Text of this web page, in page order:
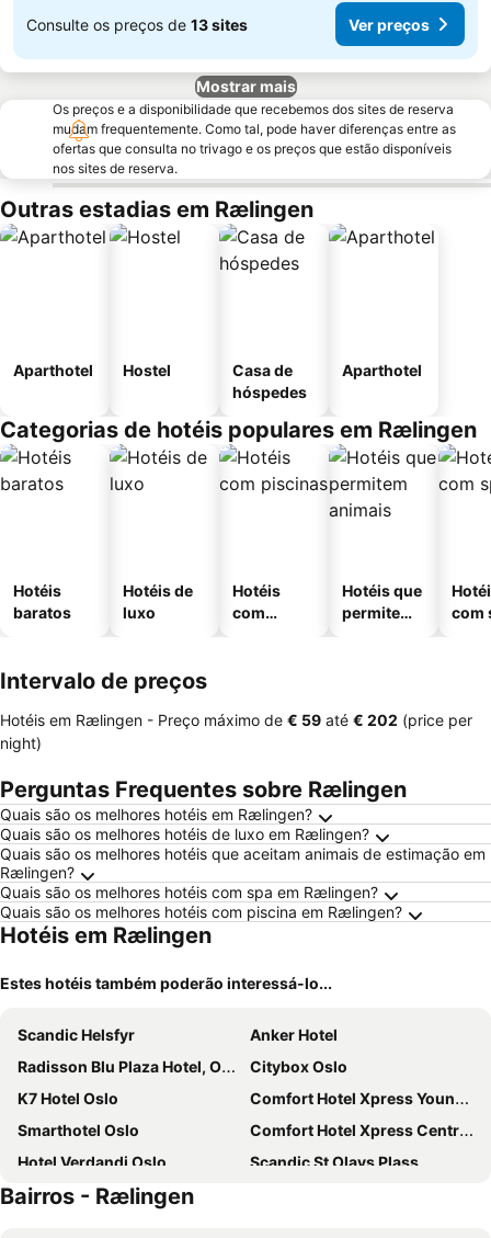
Consulte os preços de 13 sites Ver preços
Mostrar mais
Os preços e a disponibilidade que recebemos dos sites de reserva
mudam frequentemente. Como tal, pode haver diferenças entre as
ofertas que consulta no trivago e os preços que estão disponíveis
nos sites de reserva.
Outras estadias em Rælingen
Aparthotel Hostel
Casa de
hóspedes
Aparthotel
Categorias de hotéis populares em Rælingen
Hotéis
baratos
Hotéis de
luxo
Hotéis
com
Hotéis que
permitem
com
Intervalo de preços
Hotéis em Rælingen - Preço máximo de ‎€ 59 até ‎€ 202 (price per
night)
Perguntas Frequentes sobre Rælingen
Quais são os melhores hotéis em Rælingen?
Quais são os melhores hotéis de luxo em Rælingen?
Quais são os melhores hotéis que aceitam animais de estimação em
Rælingen?
Quais são os melhores hotéis com spa em Rælingen?
Quais são os melhores hotéis com piscina em Rælingen?
Hotéis em Rælingen
Estes hotéis também poderão interessá-lo...
Scandic Helsfyr
Anker Hotel
Radisson Blu Plaza Hotel, Oslo
Citybox Oslo
K7 Hotel Oslo
Comfort Hotel Xpress Youngstorget
Smarthotel Oslo
Comfort Hotel Xpress Central Station
Hotel Verdandi Oslo
Scandic St Olavs Plass
Scandic Vulkan
Bairros - Rælingen